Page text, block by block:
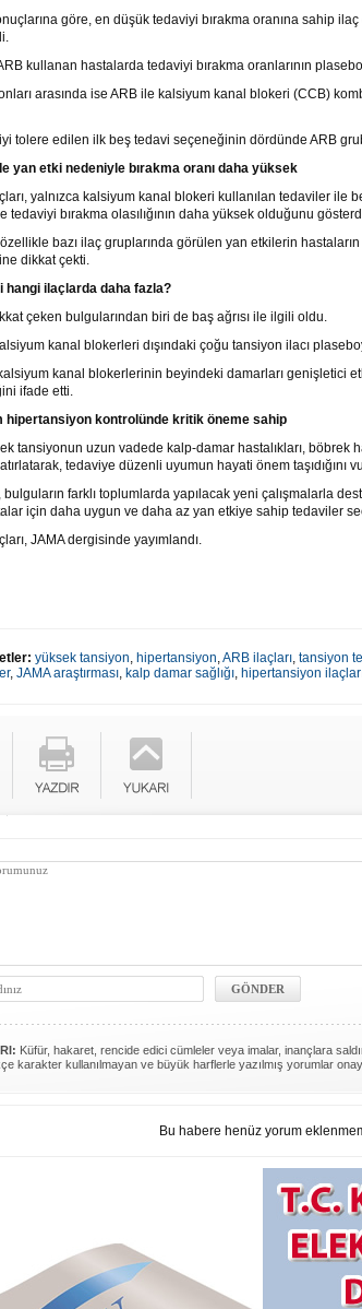
göre, en düşük tedaviyi bırakma oranına sahip
ARB kullanan hastalarda tedaviyi bırakma oranlarının
arasında ise ARB ile kalsiyum kanal blokeri (CCB)
tolere edilen ilk beş tedavi seçeneğinin dördünde ARB
yan etki nedeniyle bırakma oranı daha yüksek
yalnızca kalsiyum kanal blokeri kullanılan tedaviler ile
tedaviyi bırakma olasılığının daha yüksek olduğunu
bazı ilaç gruplarında görülen yan etkilerin
dikkat çekti.
hangi ilaçlarda daha fazla?
çeken bulgularından biri de baş ağrısı ile ilgili oldu.
kanal blokerleri dışındaki çoğu tansiyon ilacı
kanal blokerlerinin beyindeki damarları genişletici
ifade etti.
hipertansiyon kontrolünde kritik öneme sahip
tansiyonun uzun vadede kalp-damar hastalıkları, böbrek
tedaviye düzenli uyumun hayati önem taşıdığını
bulguların farklı toplumlarda yapılacak yeni çalışmalarla
için daha uygun ve daha az yan etkiye sahip tedaviler
JAMA dergisinde yayımlandı.
yüksek tansiyon, hipertansiyon,ARB ilaçları, tansiyon
, JAMA araştırması, kalp damar sağlığı, hipertansiyon
Küfür, hakaret, rencide edici cümleler veya imalar, inançlara
karakter kullanılmayan ve büyük harflerle yazılmış yorumlar
Bu habere henüz yorum